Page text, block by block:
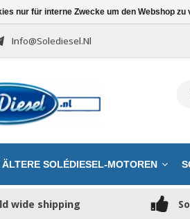
Info@solediesel.nl
ÄLTERE SOLÉDIESEL-MOTOREN
wide shipping
nur für interne Zwecke um den Webshop